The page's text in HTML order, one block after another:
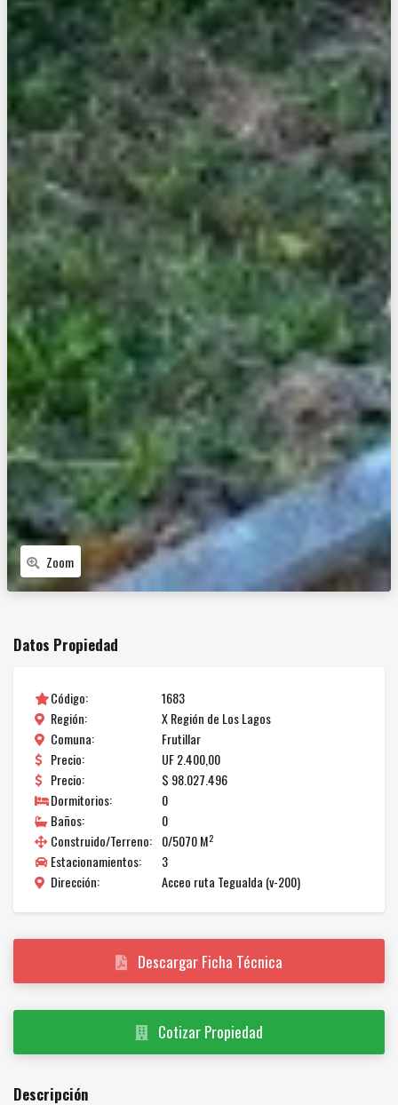
Zoom
Datos Propiedad
Código:
1683
Región:
X Región de Los Lagos
Comuna:
Frutillar
Precio:
UF 2.400,00
Precio:
$ 98.027.496
Dormitorios:
0
Baños:
0
Construido/Terreno: 0/5070 M2
Estacionamientos:
3
Dirección:
Acceo ruta Tegualda (v-200)
Descargar Ficha Técnica
Cotizar Propiedad
Descripción